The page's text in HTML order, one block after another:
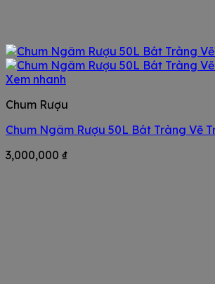
Xem nhanh
Chum Rượu
Chum Ngâm Rượu 50L Bát Tràng Vẽ
3,000,000 ₫